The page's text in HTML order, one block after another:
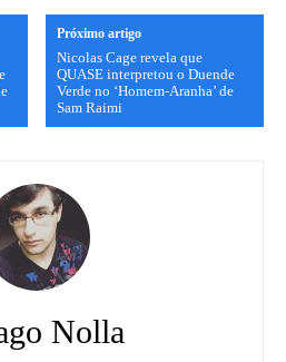
Próximo artigo
Nicolas Cage revela que
QUASE interpretou o Duende
Verde no ‘Homem-Aranha’ de
Sam Raimi
Nolla